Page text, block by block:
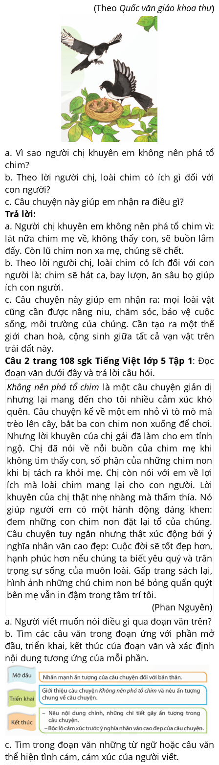
(Theo Quốc văn giáo khoa thư)
a. Vì sao người chị khuyên em không nên phá tổ
chim?
b. Theo lời người chị, loài chim có ích gì đối với
con người?
c. Câu chuyện này giúp em nhận ra điều gì?
Trả lời:
a. Người chị khuyên em không nên phá tổ chim vì:
lát nữa chim mẹ về, không thấy con, sẽ buồn lắm
đấy. Còn lũ chim non xa mẹ, chúng sẽ chết.
b. Theo lời người chị, loài chim có ích đối với con
người là: chim sẽ hát ca, bay lượn, ăn sâu bọ giúp
ích con người.
c. Câu chuyện này giúp em nhận ra: mọi loài vật
cũng cần được nâng niu, chăm sóc, bảo vệ cuộc
sống, môi trường của chúng. Cần tạo ra một thế
giới chan hoà, cộng sinh giữa tất cả vạn vật trên
trái đất này.
Câu 2 trang 108 sgk Tiếng Việt lớp 5 Tập 1: Đọc
đoạn văn dưới đây và trả lời câu hỏi.
Không nên phá tổ chim là một câu chuyện giản dị
nhưng lại mang đến cho tôi nhiều cảm xúc khó
quên. Câu chuyện kể về một em nhỏ vì tò mò mà
trèo lên cây, bắt ba con chim non xuống để chơi.
Nhưng lời khuyên của chị gái đã làm cho em tỉnh
ngộ. Chị đã nói về nỗi buồn của chim mẹ khi
không tìm thấy con, số phận của những chim non
khi bị tách ra khỏi mẹ. Chị còn nói với em về lợi
ích mà loài chim mang lại cho con người. Lời
khuyên của chị thật nhẹ nhàng mà thấm thía. Nó
giúp người em có một hành động đáng khen:
đem những con chim non đặt lại tổ của chúng.
Câu chuyện tuy ngắn nhưng thật xúc động bởi ý
nghĩa nhân văn cao đẹp: Cuộc đời sẽ tốt đẹp hơn,
hạnh phúc hơn nếu chúng ta biết yêu quý và trân
trọng sự sống của muôn loài. Gấp trang sách lại,
hình ảnh những chú chim non bé bỏng quấn quýt
bên mẹ vẫn in đậm trong tâm trí tôi.
(Phan Nguyên)
a. Người viết muốn nói điều gì qua đoạn văn trên?
b. Tìm các câu văn trong đoạn ứng với phần mở
đầu, triển khai, kết thúc của đoạn văn và xác định
nội dung tương ứng của mỗi phần.
c. Tìm trong đoạn văn những từ ngữ hoặc câu văn
thể hiện tình cảm, cảm xúc của người viết.